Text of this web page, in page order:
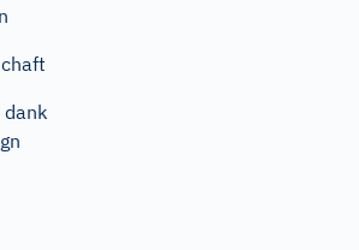
dank